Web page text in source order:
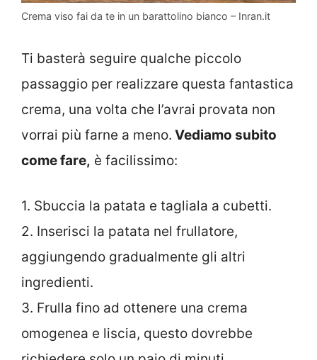
Crema viso fai da te in un barattolino bianco – Inran.it
Ti basterà seguire qualche piccolo
passaggio per realizzare questa fantastica
crema, una volta che l’avrai provata non
vorrai più farne a meno. Vediamo subito
come fare, è facilissimo:
1. Sbuccia la patata e tagliala a cubetti.
2. Inserisci la patata nel frullatore,
aggiungendo gradualmente gli altri
ingredienti.
3. Frulla fino ad ottenere una crema
omogenea e liscia, questo dovrebbe